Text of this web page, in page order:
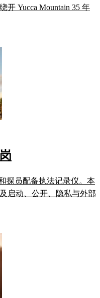
开 Yucca Mountain 35 年
探员配备执法记录仪。本
启动、公开、隐私与外部